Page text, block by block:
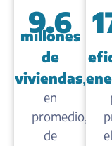
9.6
millones
de
viviendas,
en
promedio,
de